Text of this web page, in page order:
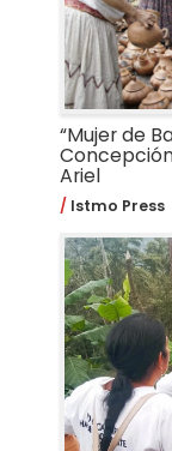
“Mujer de
Ariel
Istmo Press